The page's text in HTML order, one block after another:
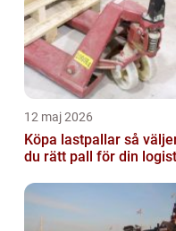
12 maj 2026
Köpa lastpallar så väljer
du rätt pall för din